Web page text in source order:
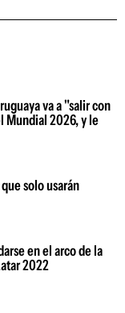
va a "salir con
Mundial 2026, y le
solo usarán
en el arco de la
2022